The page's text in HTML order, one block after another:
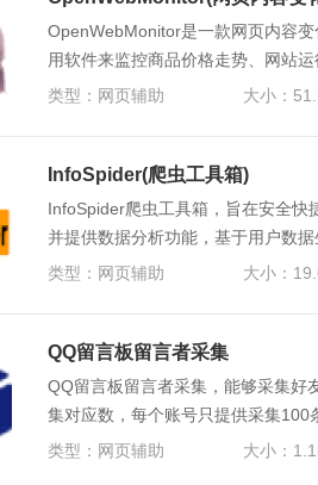
OpenWebMonitor是一款网页内容
用软件来监控商品价格走势、网站
类型： 网页辅助 大小：
InfoSpider(爬虫工具箱)
InfoSpider爬虫工具箱，旨在安全快
并提供数据分析功能，基于用户数
要通过各种库来进行软件的安装。
类型： 网页辅助 大小：
QQ留言板留言者采集
QQ留言板留言者采集，能够采集好
集对应数，每个账号只提供采集100
类型： 网页辅助 大小：